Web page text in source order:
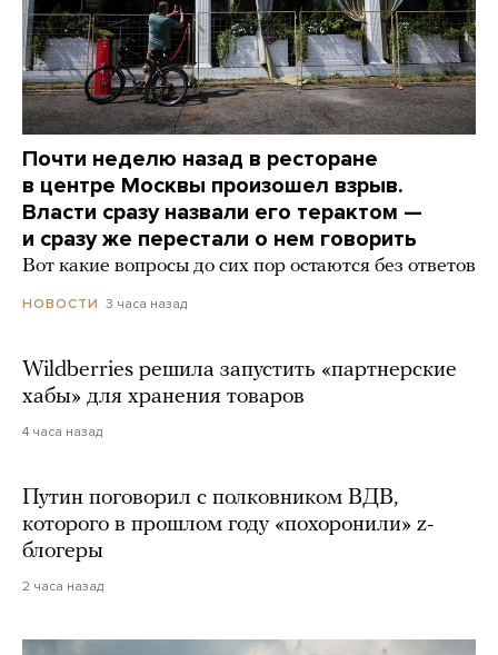
Почти неделю назад в ресторане
в центре Москвы произошел взрыв.
Власти сразу назвали его терактом —
и сразу же перестали о нем говорить
Вот какие вопросы до сих пор остаются без ответов
НОВОСТИ 3 часа назад
Wildberries решила запустить «партнерские
хабы» для хранения товаров
4 часа назад
Путин поговорил с полковником ВДВ,
которого в прошлом году «похоронили» z-
блогеры
2 часа назад